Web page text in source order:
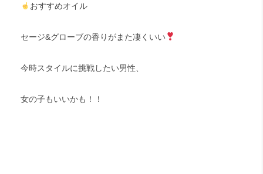
おすすめオイル
セージ&グローブの香りがまた凄くいい
今時スタイルに挑戦したい男性、
女の子もいいかも！！